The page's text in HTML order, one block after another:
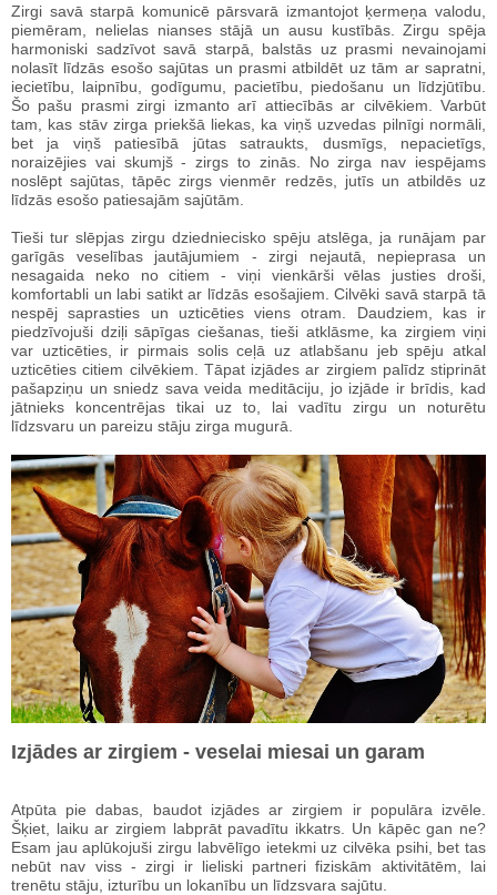
Zirgi savā starpā komunicē pārsvarā izmantojot ķermeņa valodu,
piemēram, nelielas nianses stājā un ausu kustībās. Zirgu spēja
harmoniski sadzīvot savā starpā, balstās uz prasmi nevainojami
nolasīt līdzās esošo sajūtas un prasmi atbildēt uz tām ar sapratni,
iecietību, laipnību, godīgumu, pacietību, piedošanu un līdzjūtību.
Šo pašu prasmi zirgi izmanto arī attiecībās ar cilvēkiem. Varbūt
tam, kas stāv zirga priekšā liekas, ka viņš uzvedas pilnīgi normāli,
bet ja viņš patiesībā jūtas satraukts, dusmīgs, nepacietīgs,
noraizējies vai skumjš - zirgs to zinās. No zirga nav iespējams
noslēpt sajūtas, tāpēc zirgs vienmēr redzēs, jutīs un atbildēs uz
līdzās esošo patiesajām sajūtām.
Tieši tur slēpjas zirgu dziedniecisko spēju atslēga, ja runājam par
garīgās veselības jautājumiem - zirgi nejautā, nepieprasa un
nesagaida neko no citiem - viņi vienkārši vēlas justies droši,
komfortabli un labi satikt ar līdzās esošajiem. Cilvēki savā starpā tā
nespēj saprasties un uzticēties viens otram. Daudziem, kas ir
piedzīvojuši dziļi sāpīgas ciešanas, tieši atklāsme, ka zirgiem viņi
var uzticēties, ir pirmais solis ceļā uz atlabšanu jeb spēju atkal
uzticēties citiem cilvēkiem. Tāpat izjādes ar zirgiem palīdz stiprināt
pašapziņu un sniedz sava veida meditāciju, jo izjāde ir brīdis, kad
jātnieks koncentrējas tikai uz to, lai vadītu zirgu un noturētu
līdzsvaru un pareizu stāju zirga mugurā.
Izjādes ar zirgiem - veselai miesai un garam
Atpūta pie dabas, baudot izjādes ar zirgiem ir populāra izvēle.
Šķiet, laiku ar zirgiem labprāt pavadītu ikkatrs. Un kāpēc gan ne?
Esam jau aplūkojuši zirgu labvēlīgo ietekmi uz cilvēka psihi, bet tas
nebūt nav viss - zirgi ir lieliski partneri fiziskām aktivitātēm, lai
trenētu stāju, izturību un lokanību un līdzsvara sajūtu.